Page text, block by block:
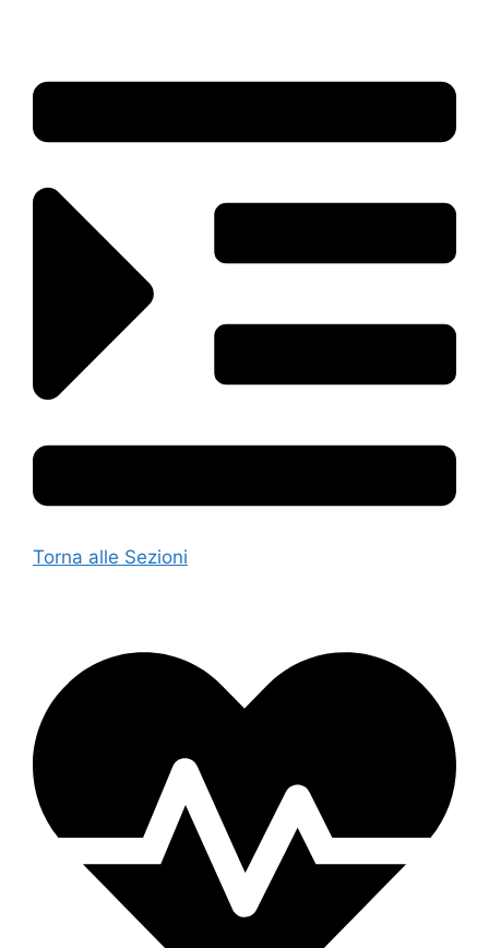
Torna alle Sezioni